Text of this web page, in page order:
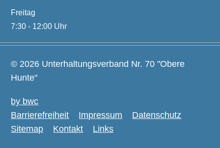
Freitag
7:30 - 12:00 Uhr
© 2026 Unterhaltungsverband Nr. 70 "Obere
Hunte"
by bwc
Barrierefreiheit
Impressum
Datenschutz
Sitemap
Kontakt Links